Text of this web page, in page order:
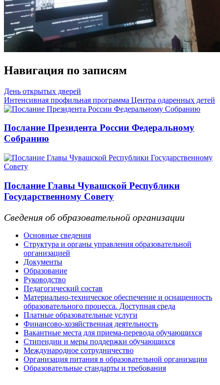
Навигация по записям
День открытых дверей
Интенсивная профильная программа Центра одаренных детей
Послание Президента России Федеральному
Собранию
Послание Главы Чувашской Республики
Государственному Совету
Сведения об образовательной организации
Основные сведения
Структура и органы управления образовательной
организацией
Документы
Образование
Руководство
Педагогический состав
Материально-техническое обеспечение и оснащенность
образовательного процесса. Доступная среда
Платные образовательные услуги
Финансово-хозяйственная деятельность
Вакантные места для приема-перевода обучающихся
Стипендии и меры поддержки обучающихся
Международное сотрудничество
Организация питания в образовательной организации
Образовательные стандарты и требования